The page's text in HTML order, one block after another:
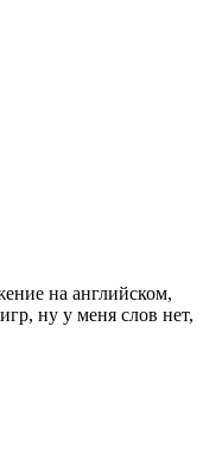
на английском,
ну у меня слов нет,